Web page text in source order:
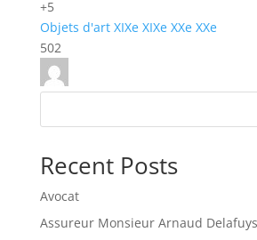
+5
Objets d'art XIXe XIXe XXe XXe
502
Recent Posts
Avocat
Assureur Monsieur Arnaud Delafuys